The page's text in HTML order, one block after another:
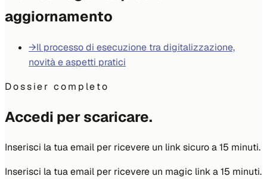
aggiornamento
→Il processo di esecuzione tra digitalizzazione,
novità e aspetti pratici
Dossier completo
Accedi per scaricare.
Inserisci la tua email per ricevere un link sicuro a 15 minuti.
Inserisci la tua email per ricevere un magic link a 15 minuti.